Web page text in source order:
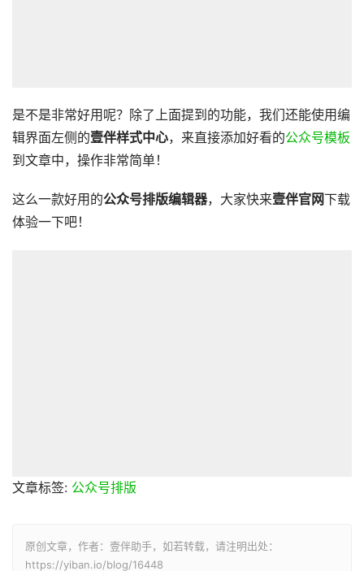
是不是非常好用呢？除了上面提到的功能，我们还能使用编
辑界面左侧的壹伴样式中心，来直接添加好看的公众号模板
到文章中，操作非常简单！
这么一款好用的公众号排版编辑器，大家快来壹伴官网下载
体验一下吧！
文章标签: 公众号排版
原创文章，作者：壹伴助手，如若转载，请注明出处：
https://yiban.io/blog/16448